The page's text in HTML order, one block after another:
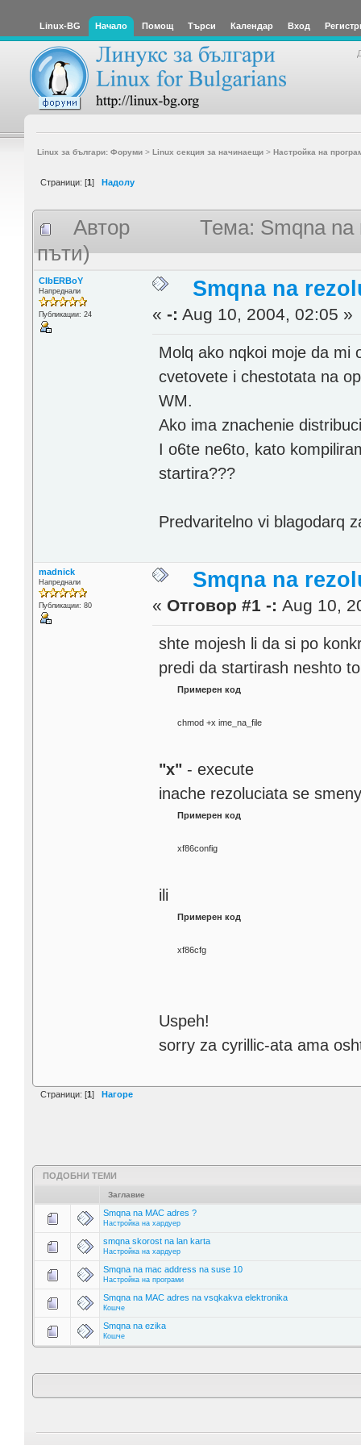
Linux-BG Начало Помощ Търси Календар Вход
Linux за българи: Форуми> Linux секция за начинаещи> Настройка на
Страници: [1] Надолу
Автор
Тема: Smqna
пъти)
CIbERBoY
Напреднали
Публикации: 24
Smqna na
«-: Aug 10, 2004, 02:05 »
Molq ako nqkoi moje da mi
cvetovete i chestotata na
WM.
Ako ima znachenie
I o6te ne6to, kato
startira???
Predvaritelno vi blagodarq
madnick
Напреднали
Публикации: 80
Smqna na
« Отговор #1 -: Aug 10,
shte mojesh li da si po
predi da startirash neshto
Примерен код
chmod +x ime_na_file
"x" - execute
inache rezoluciata se
Примерен код
xf86config
ili
Примерен код
xf86cfg
Uspeh!
sorry za cyrillic-ata ama
Страници: [1] Нагоре
ПОДОБНИ ТЕМИ
Заглавие
Smqna na MAC adres ?
Настройка на хардуер
smqna skorost na lan karta
Настройка на хардуер
Smqna na mac address na suse 10
Настройка на програми
Smqna na MAC adres na vsqkakva elektronika
Кошче
Smqna na ezika
Кошче